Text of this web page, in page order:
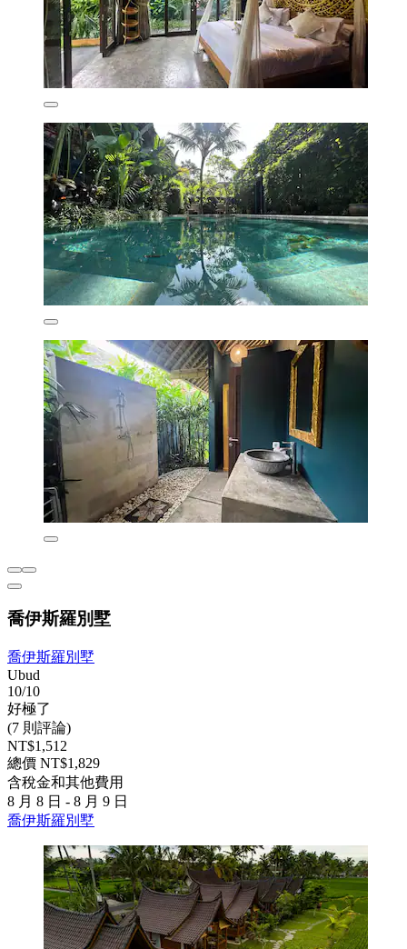
喬伊斯羅別墅
喬伊斯羅別墅
Ubud
10/10
好極了
(7 則評論)
NT$1,512
總價 NT$1,829
含稅金和其他費用
8 月 8 日 - 8 月 9 日
喬伊斯羅別墅